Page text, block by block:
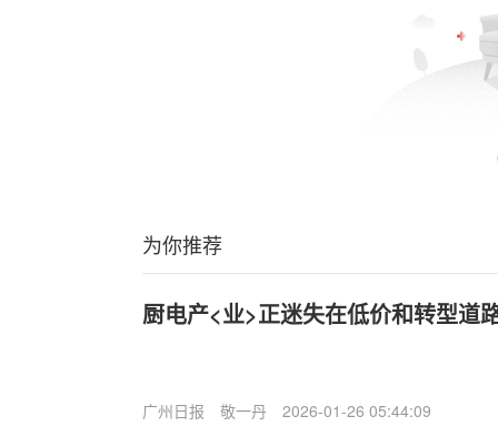
为你推荐
厨电产<业>正迷失在低价和转型道
广州日报 敬一丹 2026-01-26 05:44:09